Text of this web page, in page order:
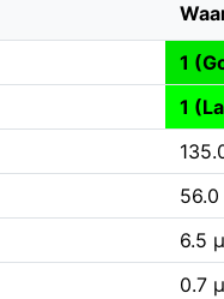
1
1
6.5
0.7